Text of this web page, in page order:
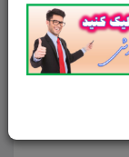
آزمون
1404